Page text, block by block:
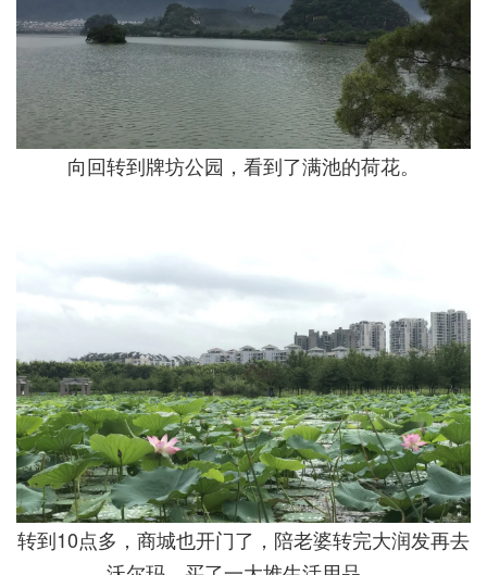
向回转到牌坊公园，看到了满池的荷花。
转到10点多，商城也开门了，陪老婆转完大润发再去